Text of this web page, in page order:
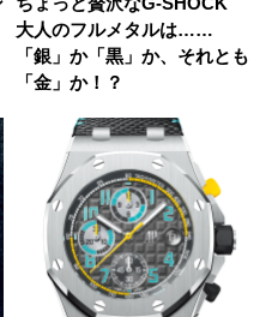
大人のフルメタルは……
「銀」か「黒」か、それとも
「金」か！？